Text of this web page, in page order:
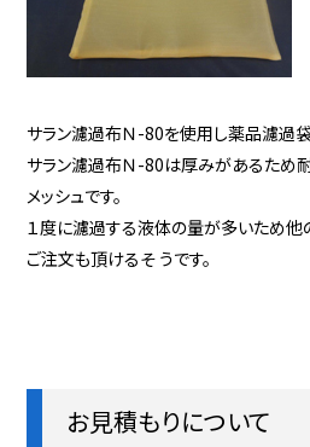
サラン濾過布Ｎ-80を使用し薬品濾過袋
サラン濾過布Ｎ-80は厚みがあるため
メッシュです。
１度に濾過する液体の量が多いため他
ご注文も頂けるそ うです。
お見積もりについて